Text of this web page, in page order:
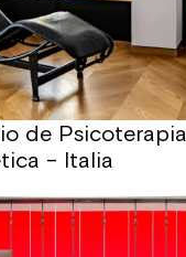
de Psicoterapia
– Italia